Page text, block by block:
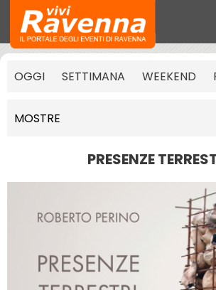
OGGI SETTIMANA WEEKEND
MOSTRE
PRESENZE